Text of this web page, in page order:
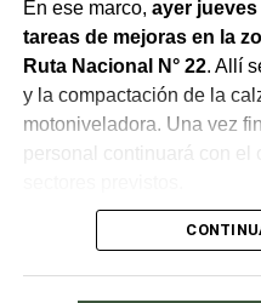
En ese marco, ayer jueves
tareas de mejoras en la
Ruta Nacional N° 22. Allí
y la compactación de la
motoniveladora. Una vez
personal continuará con el